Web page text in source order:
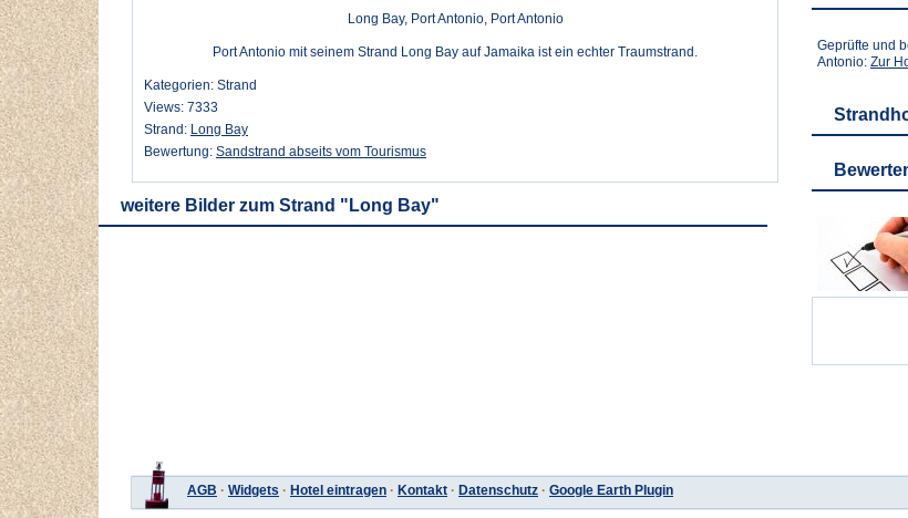
Long Bay, Port Antonio, Port Antonio
Port Antonio mit seinem Strand Long Bay auf Jamaika ist ein echter Traumstrand.
Kategorien: Strand
Views: 7333
Strand: Long Bay
Bewertung: Sandstrand abseits vom Tourismus
weitere Bilder zum Strand "Long Bay"
Geprüfte und
Antonio: Zur
AGB · Widgets · Hotel eintragen · Kontakt · Datenschutz · Google Earth Plugin